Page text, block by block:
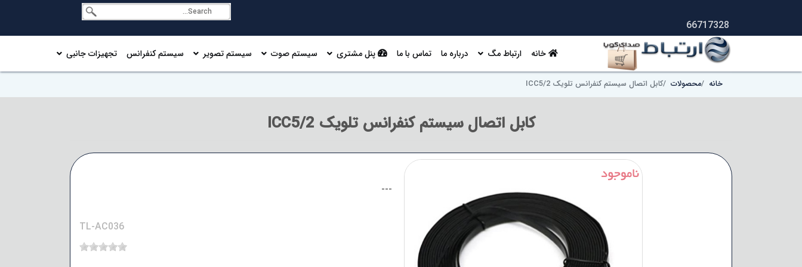
66717328
خانه ارتباط مگ درباره ما تماس با ما پنل مشتری سیستم صوت سیستم تصویر سیستم کنفرانس تجهیزات جانبی
خانه محصولات کابل اتصال سیستم کنفرانس تلویک ICC5/2
کابل اتصال سیستم کنفرانس تلویک ICC5/2
---
TL-AC036